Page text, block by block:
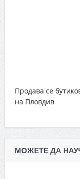
Продава се
на Пловдив
МОЖЕТЕ ДА